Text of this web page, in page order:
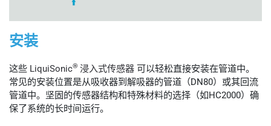
安装
这些 LiquiSonic® 浸入式传感器 可以轻松直接安装在管道中。
常见的安装位置是从吸收器到解吸器的管道（DN80）或其回流
管道中。坚固的传感器结构和特殊材料的选择（如HC2000）确
保了系统的长时间运行。